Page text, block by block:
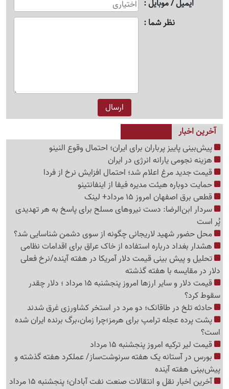
ایمیل / موبایل
نظر شما
آخرین اخبار
پیش‌بینی پاییز پرباران برای ایران؛ احتمال وقوع النینو
هزینه نجومی یارانه انرژی در ایران
قیمت جدید مرغ اعلام شد؛ احتمال افزایش نرخ از فردا
حمایت دوباره هیئت مدیره فیفا از اینفانتینو
قطعی برق اصفهان امروز 15 مرداد+ لینک
سردار ابن‌الرضا: دست نیروهای مسلح برای پاسخ به هر تهدیدی
پُر است
محل حضور شهید لاریجانی چگونه از سوی دشمن شناسایی شد؟
هشدار بغداد درباره استفاده از خاک عراق برای اقدامات نظامی
تحلیل و پیش بینی قیمت دلار آمریکا در هفته آینده/نرخ فعلی
دلار در مقایسه با هفته گذشته
قیمت دلار و سایر ارزها امروز پنجشنبه 15 مرداد ؛ دلار چقدر
سقوط کرد؟
حادثه تلخ در طاقانک؛ دو مرد در استخر کشاورزی غرق شدند
پشت پرده عجله ترامپ برای هرمز؛چرا زمان،برگ برنده ایران شده
است؟
قیمت لیر ترکیه امروز پنجشنبه 15 مرداد
بورس در آستانه یک هفته سرنوشت‌ساز/ عملکرد هفته گذشته و
پیش‌بینی هفته آینده
آخرین اخبار نقل‌ و انتقالات صنعت نفت آبادان؛ پنجشنبه 15 مرداد